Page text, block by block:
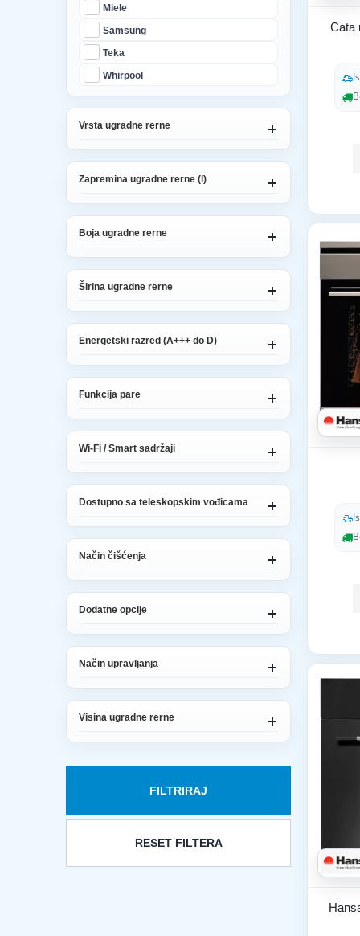
Cata
Miele
Samsung
Teka
Whirpool
Vrsta ugradne rerne
Zapremina ugradne rerne (l)
Boja ugradne rerne
Širina ugradne rerne
Energetski razred (A+++ do D)
Funkcija pare
Wi-Fi / Smart sadržaji
Dostupno sa teleskopskim vođicama
Način čišćenja
Dodatne opcije
Način upravljanja
Visina ugradne rerne
FILTRIRAJ
RESET FILTERA